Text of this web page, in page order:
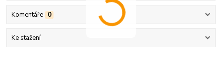
Komentáře 0
Ke stažení